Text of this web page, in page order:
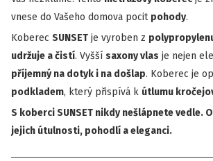
vnese do Vašeho domova pocit pohody.
Koberec SUNSET je vyroben z
udržuje a čistí. Vyšší saxony vlas je nejen
příjemný na dotyk i na došlap. Koberec je
podkladem, který přispívá k útlumu
S koberci SUNSET nikdy nešlápnete vedle.
jejich útulnosti, pohodlí a eleganci.